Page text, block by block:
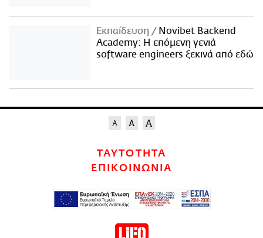
Εκπαίδευση
Novibet Backend
Academy: Η επόμενη γενιά
software engineers ξεκινά από εδώ
ΤΑΥΤΟΤΗΤΑ
ΕΠΙΚΟΙΝΩΝΙΑ